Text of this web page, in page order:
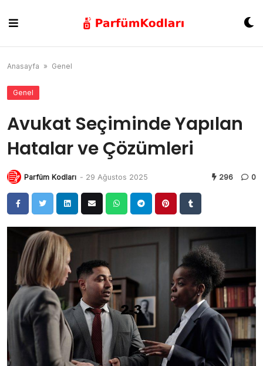
content
Anasayfa » Genel
Genel
Avukat Seçiminde Yapılan
Hatalar ve Çözümleri
Parfüm Kodları - 29 Ağustos 2025 296 0